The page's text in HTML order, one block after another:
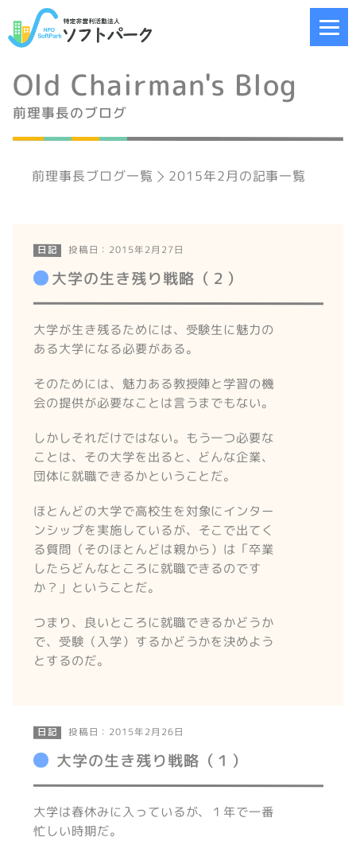
Old Chairman's Blog
前理事長のブログ
前理事長ブログ一覧 2015年2月の記事一覧
日記 投稿日：2015年2月27日
大学の生き残り戦略（２）
大学が生き残るためには、受験生に魅力の
ある大学になる必要がある。
そのためには、魅力ある教授陣と学習の機
会の提供が必要なことは言うまでもない。
しかしそれだけではない。もう一つ必要な
ことは、その大学を出ると、どんな企業、
団体に就職できるかということだ。
ほとんどの大学で高校生を対象にインター
ンシップを実施しているが、そこで出てく
る質問（そのほとんどは親から）は「卒業
したらどんなところに就職できるのです
か？」ということだ。
つまり、良いところに就職できるかどうか
で、受験（入学）するかどうかを決めよう
とするのだ。
日記 投稿日：2015年2月26日
大学の生き残り戦略（１）
大学は春休みに入っているが、１年で一番
忙しい時期だ。